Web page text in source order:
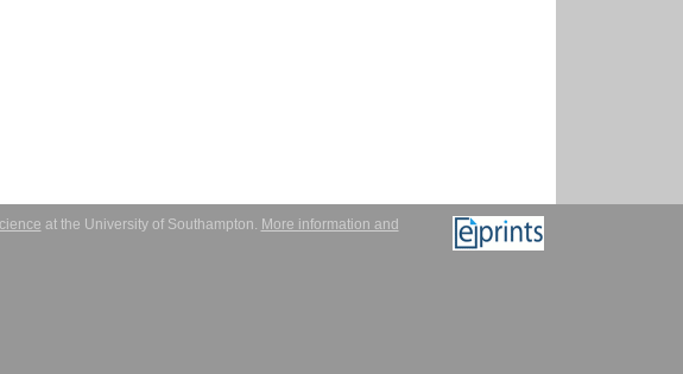
at the University of Southampton. More information and